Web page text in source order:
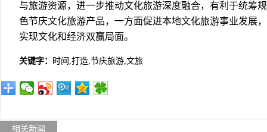
与旅游资源，进一步推动文化旅游深度融合，有利于统筹
色节庆文化旅游产品，一方面促进本地文化旅游事业发展
实现文化和经济双赢局面。
关键字： 时间,打造,节庆旅游,文旅
相关新闻